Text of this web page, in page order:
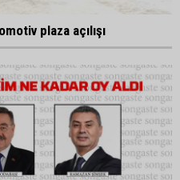
plaza açılışı